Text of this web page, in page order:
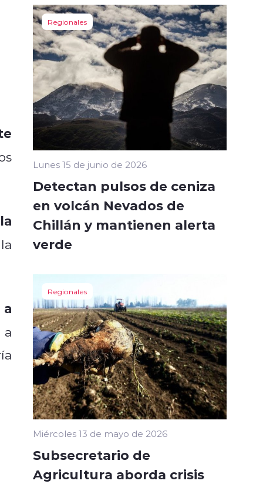
a
Regionales
Lunes 15 de junio de 2026
Detectan pulsos de ceniza
en volcán Nevados de
Chillán y mantienen alerta
verde
Regionales
Miércoles 13 de mayo de 2026
Subsecretario de
Agricultura aborda crisis